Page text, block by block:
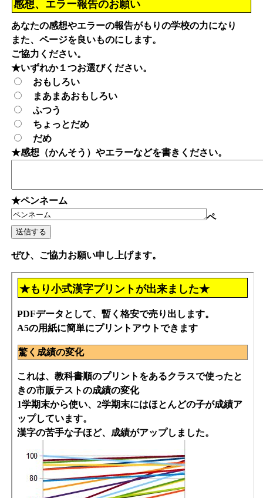
感想、エラー報告のお願い
あなたの感想やエラーの報告がもりの学校の力になり
また、ページを良いものにします。
ご協力ください。
★いずれか１つお選びください。
おもしろい
まあまあおもしろい
ふつう
ちょっとだめ
だめ
★感想（かんそう）やエラーなどを書きください。
★ペンネーム
ペ
ぜひ、ご協力お願い申し上げます。